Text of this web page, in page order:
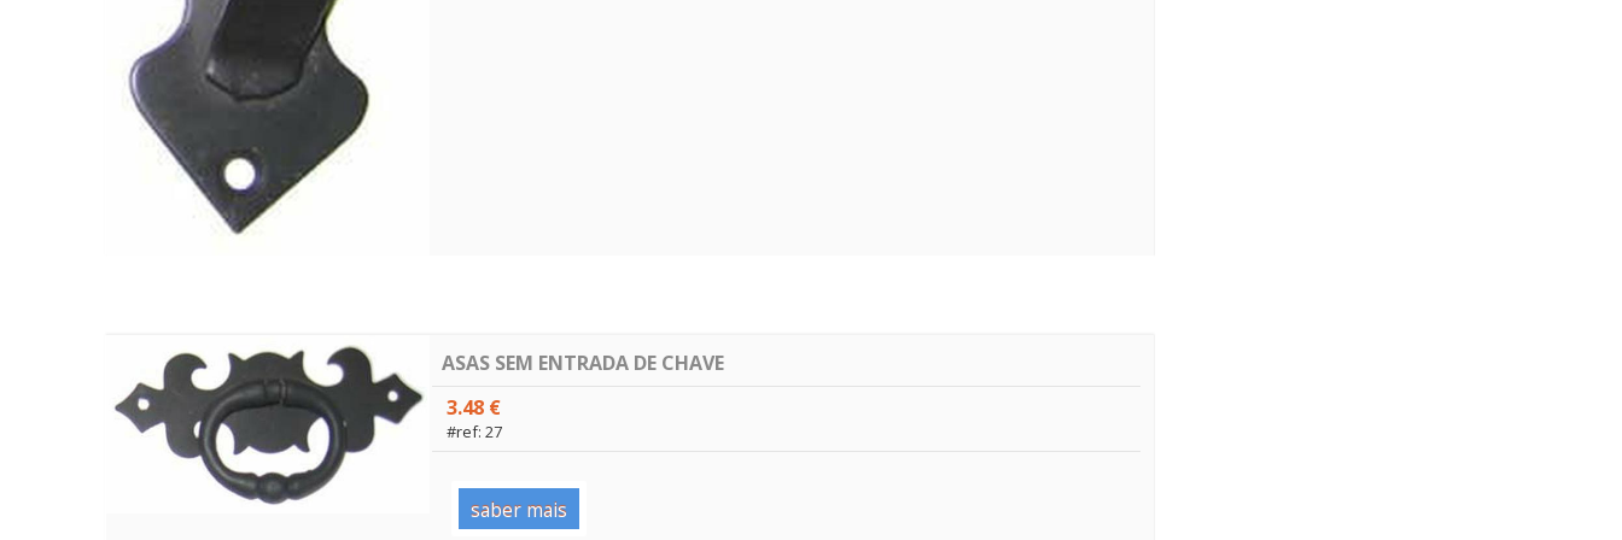
ASAS SEM ENTRADA DE CHAVE
3.48 €
#ref: 27
saber mais